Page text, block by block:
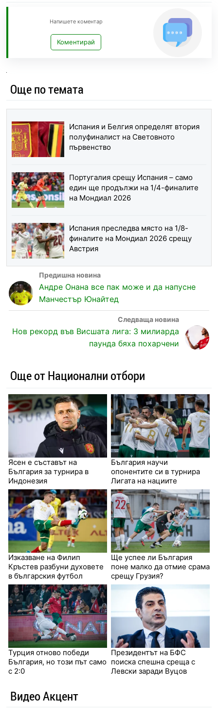
Напишете коментар
Коментирай
Още по темата
Испания и Белгия определят втория
полуфиналист на Световното
първенство
Португалия срещу Испания – само
един ще продължи на 1/4-финалите
на Мондиал 2026
Испания преследва място на 1/8-
финалите на Мондиал 2026 срещу
Австрия
Андре Онана все пак може и да напусне
Манчестър Юнайтед
Нов рекорд във Висшата лига: 3 милиарда
паунда бяха похарчени
Още от Национални отбори
Ясен е съставът на
България за турнира в
Индонезия
България научи
опонентите си в турнира
Лигата на нациите
Изказване на Филип
Кръстев разбуни духовете
в българския футбол
Ще успее ли България
поне малко да отмие срама
срещу Грузия?
Турция отново победи
България, но този път само
с 2:0
Президентът на БФС
поиска спешна среща с
Левски заради Вуцов
Видео Акцент